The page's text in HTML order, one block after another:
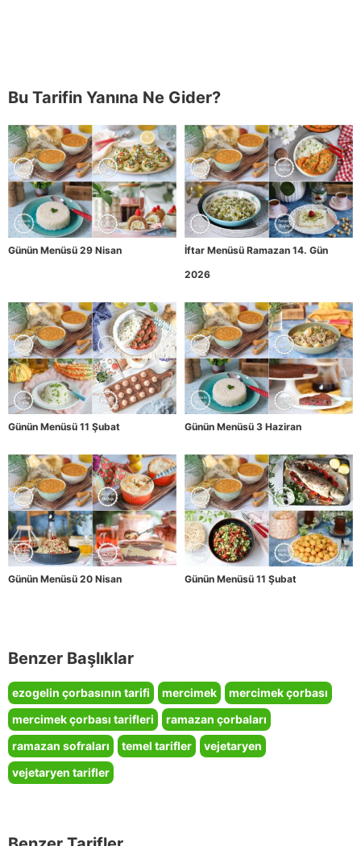
Bu Tarifin Yanına Ne Gider?
Günün Menüsü 29 Nisan
İftar Menüsü Ramazan 14. Gün
2026
Günün Menüsü 11 Şubat Günün Menüsü 3 Haziran
Günün Menüsü 20 Nisan Günün Menüsü 11 Şubat
Benzer Başlıklar
ezogelin çorbasının tarifi mercimek
mercimek çorbası
mercimek çorbası tarifleri
ramazan çorbaları
ramazan sofraları
temel tarifler
vejetaryen
vejetaryen tarifler